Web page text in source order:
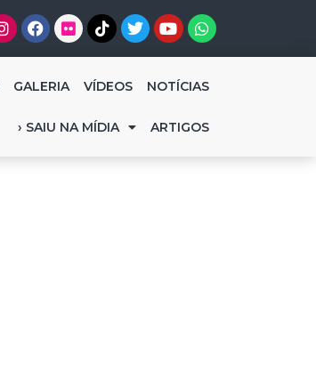
GALERIA VÍDEOS NOTÍCIAS
› SAIU NA MÍDIA ARTIGOS